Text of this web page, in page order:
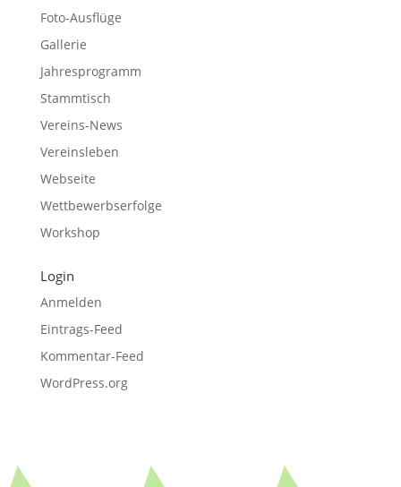
Foto-Ausflüge
Gallerie
Jahresprogramm
Stammtisch
Vereins-News
Vereinsleben
Webseite
Wettbewerbserfolge
Workshop
Login
Anmelden
Eintrags-Feed
Kommentar-Feed
WordPress.org